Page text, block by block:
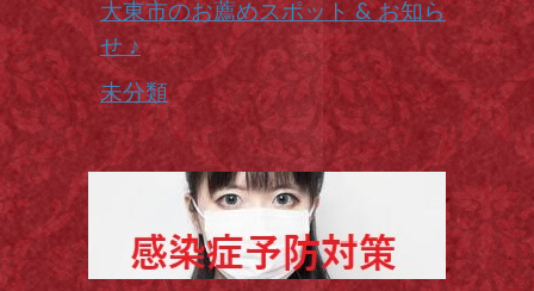
大東市のお薦めスポット & お知ら
せ ♪
未分類